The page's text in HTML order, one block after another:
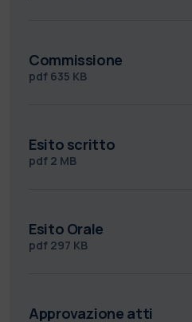
Commissione
pdf 635 KB
Esito scritto
pdf 2 MB
Esito Orale
pdf 297 KB
Approvazione atti